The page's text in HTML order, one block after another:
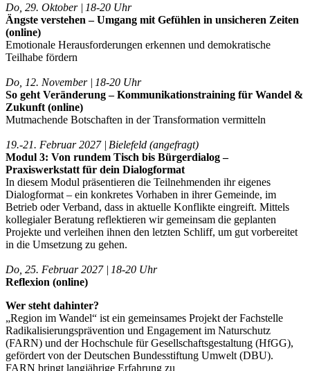
Do, 29. Oktober | 18-20 Uhr
Ängste verstehen – Umgang mit Gefühlen in unsicheren Zeiten
(online)
Emotionale Herausforderungen erkennen und demokratische
Teilhabe fördern
Do, 12. November | 18-20 Uhr
So geht Veränderung – Kommunikationstraining für Wandel &
Zukunft (online)
Mutmachende Botschaften in der Transformation vermitteln
19.-21. Februar 2027 | Bielefeld (angefragt)
Modul 3: Von rundem Tisch bis Bürgerdialog –
Praxiswerkstatt für dein Dialogformat
In diesem Modul präsentieren die Teilnehmenden ihr eigenes
Dialogformat – ein konkretes Vorhaben in ihrer Gemeinde, im
Betrieb oder Verband, dass in aktuelle Konflikte eingreift. Mittels
kollegialer Beratung reflektieren wir gemeinsam die geplanten
Projekte und verleihen ihnen den letzten Schliff, um gut vorbereitet
in die Umsetzung zu gehen.
Do, 25. Februar 2027 | 18-20 Uhr
Reflexion (online)
Wer steht dahinter?
„Region im Wandel“ ist ein gemeinsames Projekt der Fachstelle
Radikalisierungsprävention und Engagement im Naturschutz
(FARN) und der Hochschule für Gesellschaftsgestaltung (HfGG),
gefördert von der Deutschen Bundesstiftung Umwelt (DBU).
FARN bringt langjährige Erfahrung zu